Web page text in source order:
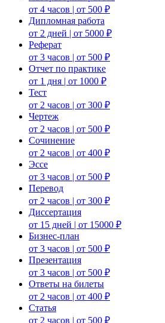
от 4 часов | от 500 ₽
Дипломная работа
от 2 дней | от 5000 ₽
Реферат
от 3 часов | от 500 ₽
Отчет по практике
от 1 дня | от 1000 ₽
Тест
от 2 часов | от 300 ₽
Чертеж
от 2 часов | от 500 ₽
Сочинение
от 2 часов | от 400 ₽
Эссе
от 3 часов | от 500 ₽
Перевод
от 2 часов | от 300 ₽
Диссертация
от 15 дней | от 15000 ₽
Бизнес-план
от 3 часов | от 500 ₽
Презентация
от 3 часов | от 500 ₽
Ответы на билеты
от 2 часов | от 400 ₽
Статья
от 2 часов | от 500 ₽